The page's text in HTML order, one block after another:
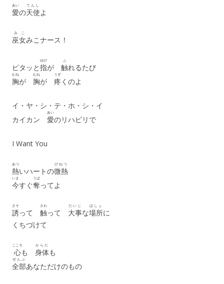
愛
あい
の天使
てんし
よ
巫女
みこ
みこナース！
ピタッと指
ゆび
が 触
ふ
れるたび
胸
むね
が 胸
むね
が 疼
うず
くのよ
イ・ヤ・シ・テ・ホ・シ・イ
カイカン 愛
あい
のリハビリで
I Want You
熱
あつ
いハートの微熱
びねつ
今
いま
すぐ奪
うば
ってよ
誘
さそ
って 触
さわ
って 大事
だいじ
な場所
ばしょ
に
くちづけて
心
こころ
も 身体
からだ
も
全部
ぜんぶ
あなただけのもの